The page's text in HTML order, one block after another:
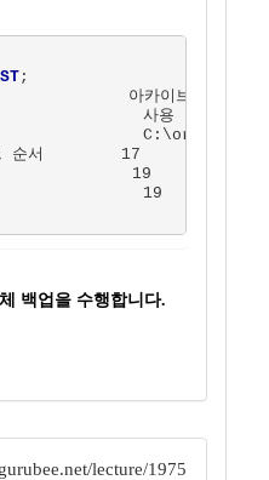
;
아카이브 모드
사용
그 순서        17
19
19
백업을 수행합니다.
lecture/1975